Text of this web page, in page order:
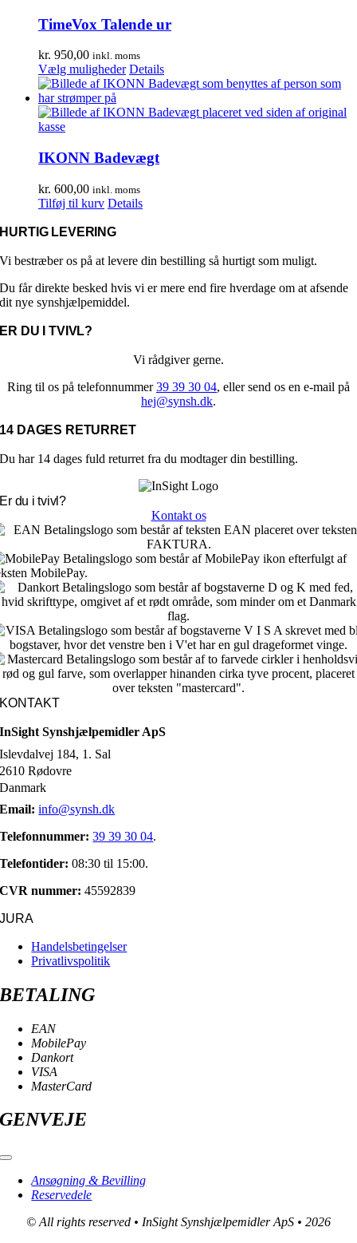
TimeVox Talende ur
kr. 950,00 inkl. moms
Vælg muligheder Dette
vare
flere
kan
vælges
varesiden
Details
IKONN Badevægt
kr. 600,00 inkl. moms
Tilføj til kurv Details
HURTIG LEVERING
Vi bestræber os på at levere din bestilling så hurtigt som muligt.
Du får direkte besked hvis vi er mere end fire hverdage om at afsende
dit nye synshjælpemiddel.
ER DU I TVIVL?
Vi rådgiver gerne.
Ring til os på telefonnummer39 39 30 04, eller send os en e-mail på
hej@synsh.dk.
14 DAGES RETURRET
Du har 14 dages fuld returret fra du modtager din bestilling.
Er du i tvivl?
Kontakt os
KONTAKT
InSight Synshjælpemidler ApS
Islevdalvej 184, 1. Sal
2610 Rødovre
Danmark
Email: info@synsh.dk
Telefonnummer: 39 39 30 04.
Telefontider: 08:30 til 15:00.
CVR nummer: 45592839
JURA
Handelsbetingelser
Privatlivspolitik
BETALING
EAN
MobilePay
Dankort
VISA
MasterCard
GENVEJE
Toggle
NavigationAnsøgning & Bevilling
Reservedele
© All rights reserved • InSight Synshjælpemidler ApS • 2026